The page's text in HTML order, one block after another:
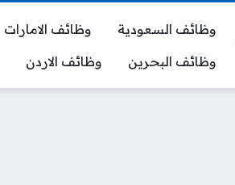
وظائف السعودية وظائف الامارات
وظائف البحرين
وظائف الاردن